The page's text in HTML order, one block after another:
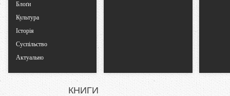
Блоґи
Культура
Історія
Суспільство
Актуально
КНИГИ